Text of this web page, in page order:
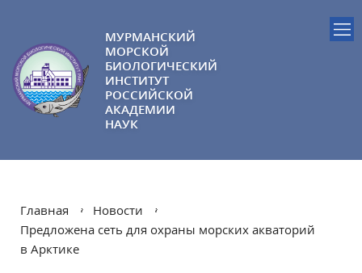
МУРМАНСКИЙ
МОРСКОЙ
БИОЛОГИЧЕСКИЙ
ИНСТИТУТ
РОССИЙСКОЙ
АКАДЕМИИ
НАУК
Главная
Новости
Предложена сеть для охраны морских акваторий
в Арктике